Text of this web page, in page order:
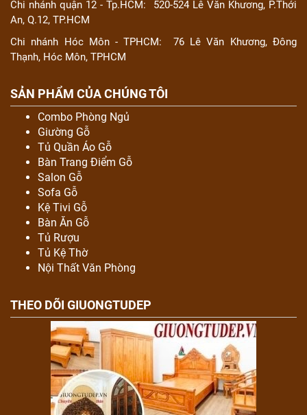
Chi nhánh quận 12 - Tp.HCM:
520-524 Lê Văn Khương, P.Thới
An, Q.12, TP.HCM
Chi nhánh Hóc Môn - TPHCM:
76 Lê Văn Khương, Đông
Thạnh, Hóc Môn, TPHCM
SẢN PHẨM CỦA CHÚNG TÔI
Combo Phòng Ngủ
Giường Gỗ
Tủ Quần Áo Gỗ
Bàn Trang Điểm Gỗ
Salon Gỗ
Sofa Gỗ
Kệ Tivi Gỗ
Bàn Ăn Gỗ
Tủ Rượu
Tủ Kệ Thờ
Nội Thất Văn Phòng
THEO DÕI GIUONGTUDEP